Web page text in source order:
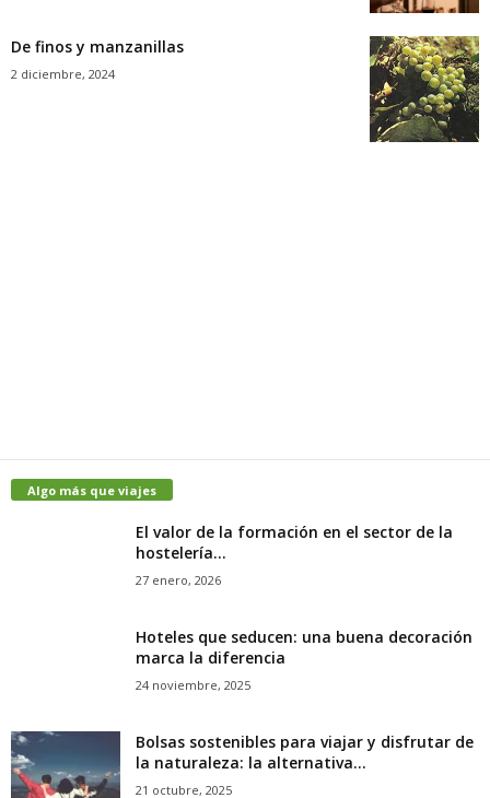
De finos y manzanillas
2 diciembre, 2024
Algo más que viajes
El valor de la formación en el sector de la
hostelería...
27 enero, 2026
Hoteles que seducen: una buena decoración
marca la diferencia
24 noviembre, 2025
Bolsas sostenibles para viajar y disfrutar de
la naturaleza: la alternativa...
21 octubre, 2025